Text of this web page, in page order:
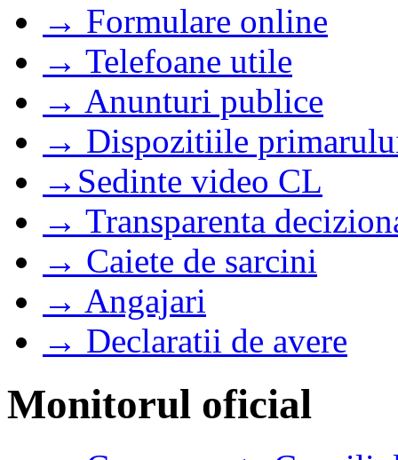
→ Formulare online
→ Telefoane utile
→ Anunturi publice
→ Dispozitiile
→Sedinte video CL
→ Transparenta
→ Caiete de sarcini
→ Angajari
→ Declaratii de avere
Monitorul oficial